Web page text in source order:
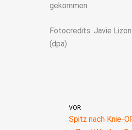
gekommen.
Fotocredits: Javie Lizon
(dpa)
VOR
Spitz nach Knie-